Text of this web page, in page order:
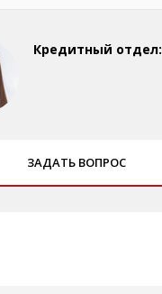
Кредитный отдел:
ЗАДАТЬ ВОПРОС